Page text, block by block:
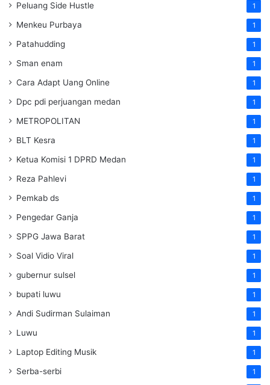
Peluang Side Hustle 1
Menkeu Purbaya 1
Patahudding 1
Sman enam 1
Cara Adapt Uang Online 1
Dpc pdi perjuangan medan 1
METROPOLITAN 1
BLT Kesra 1
Ketua Komisi 1 DPRD Medan 1
Reza Pahlevi 1
Pemkab ds 1
Pengedar Ganja 1
SPPG Jawa Barat 1
Soal Vidio Viral 1
gubernur sulsel 1
bupati luwu 1
Andi Sudirman Sulaiman 1
Luwu 1
Laptop Editing Musik 1
Serba-serbi 1